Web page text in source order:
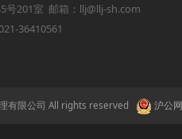
号201室 邮箱：llj@llj-sh.com
36410561
有限公司 All rights reserved 沪公